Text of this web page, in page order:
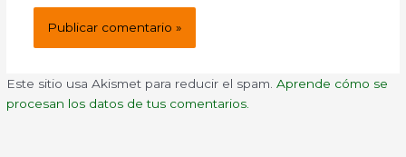
Este sitio usa Akismet para reducir el spam.Aprende cómo se
procesan los datos de tus comentarios.